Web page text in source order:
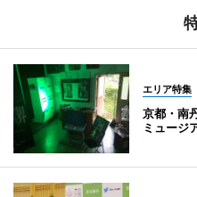
エリア特集
京都・南
ミュージ